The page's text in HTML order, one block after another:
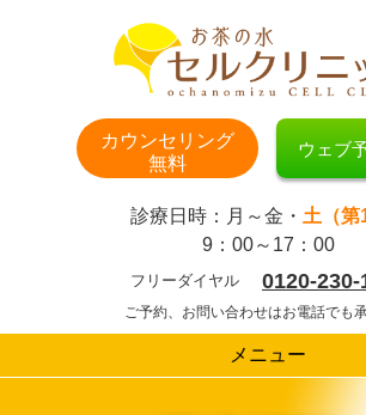
カウンセリング
無料
ウェブ
診療日時：月～金・ 土（第
9：00～17：00
フリーダイヤル 0120-230-
ご予約、お問い合わせはお電話でも
メニュー